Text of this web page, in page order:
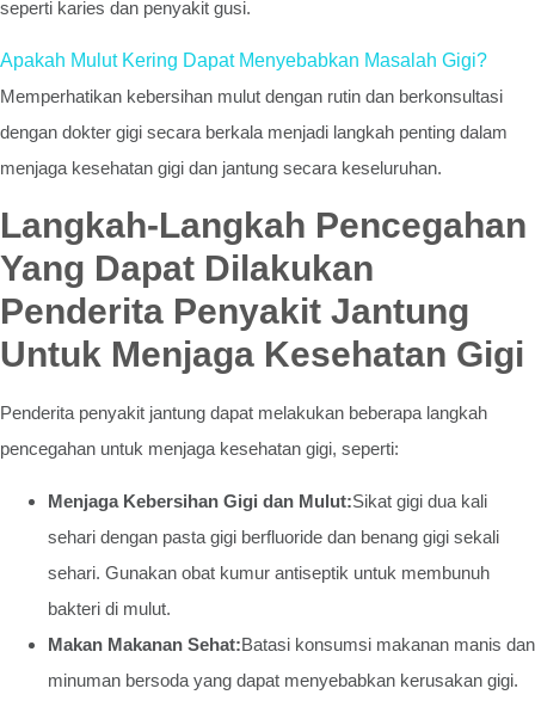
seperti karies dan penyakit gusi.
Apakah Mulut Kering Dapat Menyebabkan Masalah Gigi?
Memperhatikan kebersihan mulut dengan rutin dan berkonsultasi
dengan dokter gigi secara berkala menjadi langkah penting dalam
menjaga kesehatan gigi dan jantung secara keseluruhan.
Langkah-Langkah Pencegahan
Yang Dapat Dilakukan
Penderita Penyakit Jantung
Untuk Menjaga Kesehatan Gigi
Penderita penyakit jantung dapat melakukan beberapa langkah
pencegahan untuk menjaga kesehatan gigi, seperti:
Menjaga Kebersihan Gigi dan Mulut:Sikat gigi dua kali
sehari dengan pasta gigi berfluoride dan benang gigi sekali
sehari. Gunakan obat kumur antiseptik untuk membunuh
bakteri di mulut.
Makan Makanan Sehat:Batasi konsumsi makanan manis dan
minuman bersoda yang dapat menyebabkan kerusakan gigi.